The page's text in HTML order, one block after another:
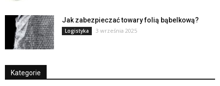
Jak zabezpieczać towary folią bąbelkową?
Logistyka 3 września 2025
Kategorie